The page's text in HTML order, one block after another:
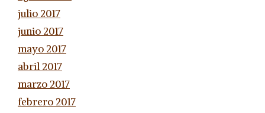
julio 2017
junio 2017
mayo 2017
abril 2017
marzo 2017
febrero 2017